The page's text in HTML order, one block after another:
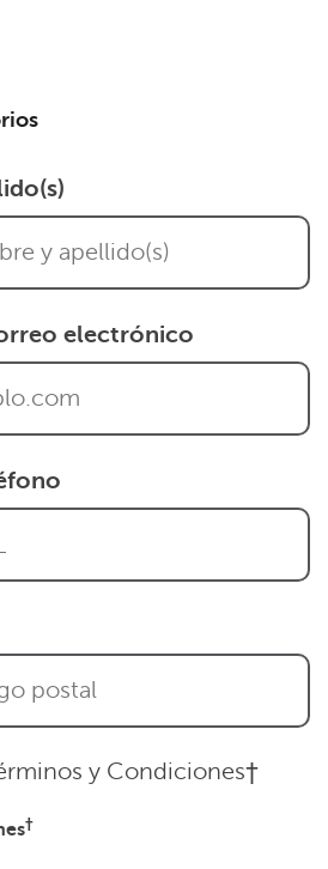
electrónico
y Condiciones†
†